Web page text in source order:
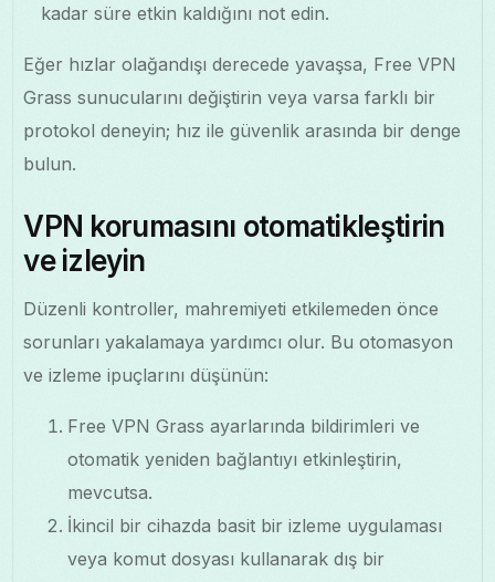
kadar süre etkin kaldığını not edin.
Eğer hızlar olağandışı derecede yavaşsa, Free VPN
Grass sunucularını değiştirin veya varsa farklı bir
protokol deneyin; hız ile güvenlik arasında bir denge
bulun.
VPN korumasını otomatikleştirin
ve izleyin
Düzenli kontroller, mahremiyeti etkilemeden önce
sorunları yakalamaya yardımcı olur. Bu otomasyon
ve izleme ipuçlarını düşünün:
Free VPN Grass ayarlarında bildirimleri ve
otomatik yeniden bağlantıyı etkinleştirin,
mevcutsa.
İkincil bir cihazda basit bir izleme uygulaması
veya komut dosyası kullanarak dış bir